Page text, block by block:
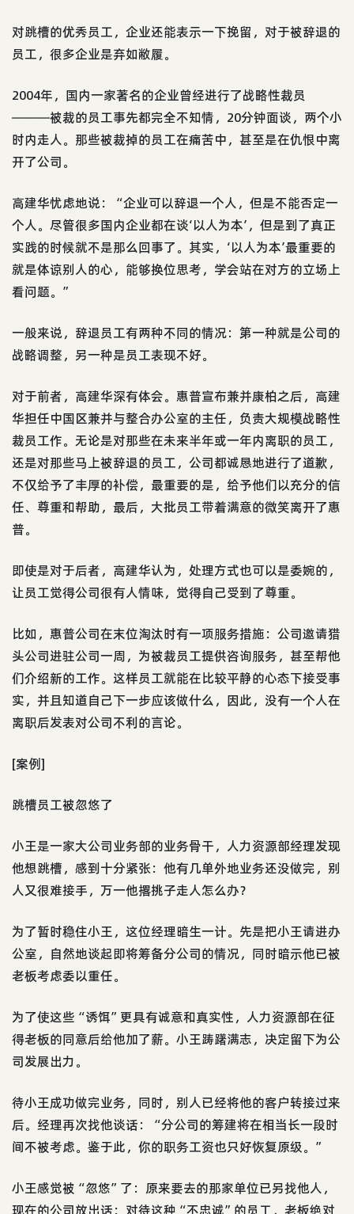
对跳槽的优秀员工，企业还能表示一下挽留，对于被辞退的
员工，很多企业是弃如敝履。
2004年，国内一家著名的企业曾经进行了战略性裁员
―――被裁的员工事先都完全不知情，20分钟面谈，两个小
时内走人。那些被裁掉的员工在痛苦中，甚至是在仇恨中离
开了公司。
高建华忧虑地说：“企业可以辞退一个人，但是不能否定一
个人。尽管很多国内企业都在谈‘以人为本’，但是到了真正
实践的时候就不是那么回事了。其实，‘以人为本’最重要的
就是体谅别人的心，能够换位思考，学会站在对方的立场上
看问题。”
一般来说，辞退员工有两种不同的情况：第一种就是公司的
战略调整，另一种是员工表现不好。
对于前者，高建华深有体会。惠普宣布兼并康柏之后，高建
华担任中国区兼并与整合办公室的主任，负责大规模战略性
裁员工作。无论是对那些在未来半年或一年内离职的员工，
还是对那些马上被辞退的员工，公司都诚恳地进行了道歉，
不仅给予了丰厚的补偿，最重要的是，给予他们以充分的信
任、尊重和帮助，最后，大批员工带着满意的微笑离开了惠
普。
即使是对于后者，高建华认为，处理方式也可以是委婉的，
让员工觉得公司很有人情味，觉得自己受到了尊重。
比如，惠普公司在末位淘汰时有一项服务措施：公司邀请猎
头公司进驻公司一周，为被裁员工提供咨询服务，甚至帮他
们介绍新的工作。这样员工就能在比较平静的心态下接受事
实，并且知道自己下一步应该做什么，因此，没有一个人在
离职后发表对公司不利的言论。
[案例]
跳槽员工被忽悠了
小王是一家大公司业务部的业务骨干，人力资源部经理发现
他想跳槽，感到十分紧张：他有几单外地业务还没做完，别
人又很难接手，万一他撂挑子走人怎么办？
为了暂时稳住小王，这位经理暗生一计。先是把小王请进办
公室，自然地谈起即将筹备分公司的情况，同时暗示他已被
老板考虑委以重任。
为了使这些“诱饵”更具有诚意和真实性，人力资源部在征
得老板的同意后给他加了薪。小王踌躇满志，决定留下为公
司发展出力。
待小王成功做完业务，同时，别人已经将他的客户转接过来
后。经理再次找他谈话：“分公司的筹建将在相当长一段时
间不被考虑。鉴于此，你的职务工资也只好恢复原级。”
小王感觉被“忽悠”了：原来要去的那家单位已另找他人，
现在的公司放出话：对待这种“不忠诚”的员工，老板绝对